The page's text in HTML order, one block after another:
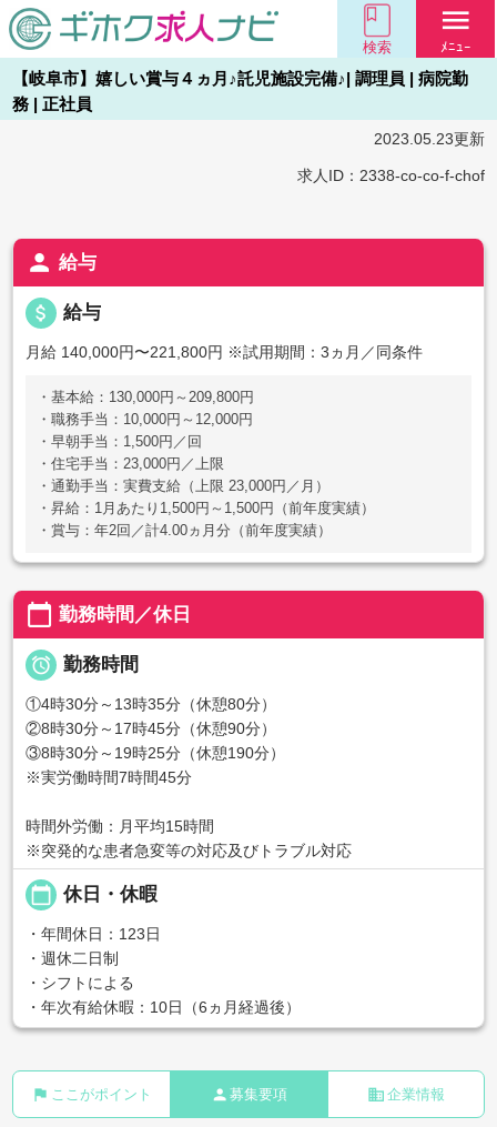
検索
menu
ﾒﾆｭｰ
【岐阜市】嬉しい賞与４ヵ月♪託児施設完備♪| 調理員 | 病院勤
務 | 正社員
2023.05.23更新
求人ID：2338-co-co-f-chof
person 給与
attach_money 給与
月給 140,000円〜221,800円 ※試用期間：3ヵ月／同条件
・基本給：130,000円～209,800円
・職務手当：10,000円～12,000円
・早朝手当：1,500円／回
・住宅手当：23,000円／上限
・通勤手当：実費支給（上限 23,000円／月）
・昇給：1月あたり1,500円～1,500円（前年度実績）
・賞与：年2回／計4.00ヵ月分（前年度実績）
calendar_today 勤務時間／休日
 勤務時間
①4時30分～13時35分（休憩80分）
②8時30分～17時45分（休憩90分）
③8時30分～19時25分（休憩190分）
※実労働時間7時間45分
時間外労働：月平均15時間
※突発的な患者急変等の対応及びトラブル対応
calendar_today 休日・休暇
・年間休日：123日
・週休二日制
・シフトによる
・年次有給休暇：10日（6ヵ月経過後）
flag ここがポイント person 募集要項 business 企業情報